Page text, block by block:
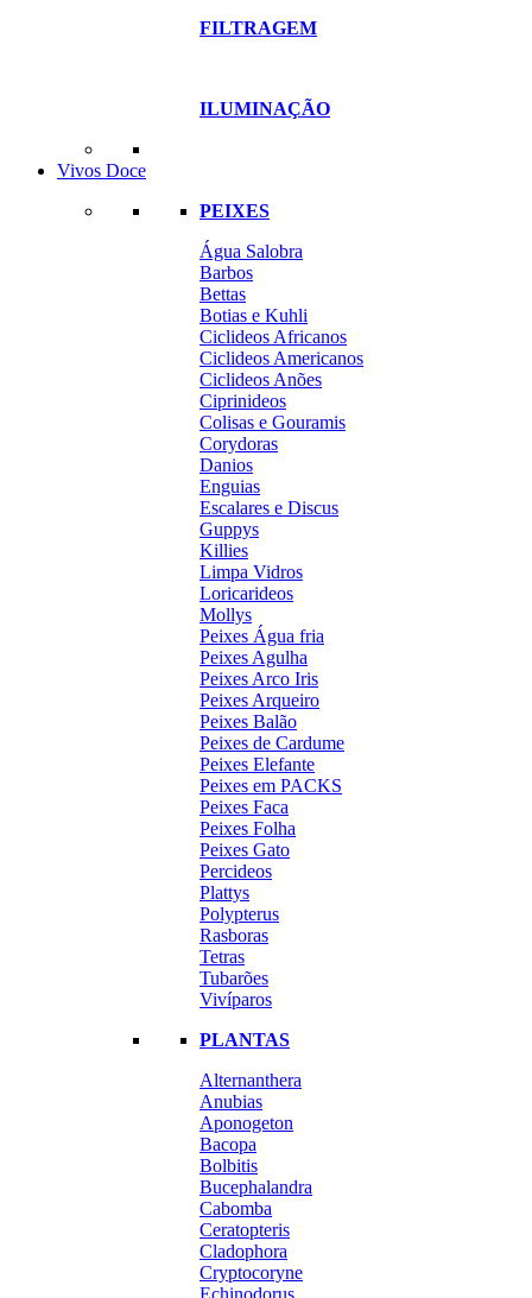
FILTRAGEM
ILUMINAÇÃO
Vivos Doce
PEIXES
Água Salobra
Barbos
Bettas
Botias e Kuhli
Ciclideos Africanos
Ciclideos Americanos
Ciclideos Anões
Ciprinideos
Colisas e Gouramis
Corydoras
Danios
Enguias
Escalares e Discus
Guppys
Killies
Limpa Vidros
Loricarideos
Mollys
Peixes Água fria
Peixes Agulha
Peixes Arco Iris
Peixes Arqueiro
Peixes Balão
Peixes de Cardume
Peixes Elefante
Peixes em PACKS
Peixes Faca
Peixes Folha
Peixes Gato
Percideos
Plattys
Polypterus
Rasboras
Tetras
Tubarões
Vivíparos
PLANTAS
Alternanthera
Anubias
Aponogeton
Bacopa
Bolbitis
Bucephalandra
Cabomba
Ceratopteris
Cladophora
Cryptocoryne
Echinodorus